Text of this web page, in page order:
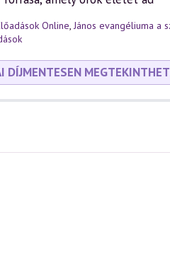
Online, János evangéliuma a
DÍJMENTESEN